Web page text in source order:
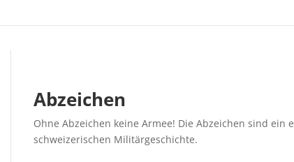
Abzeichen
Ohne Abzeichen keine Armee! Die Abzeichen sind
schweizerischen Militärgeschichte.